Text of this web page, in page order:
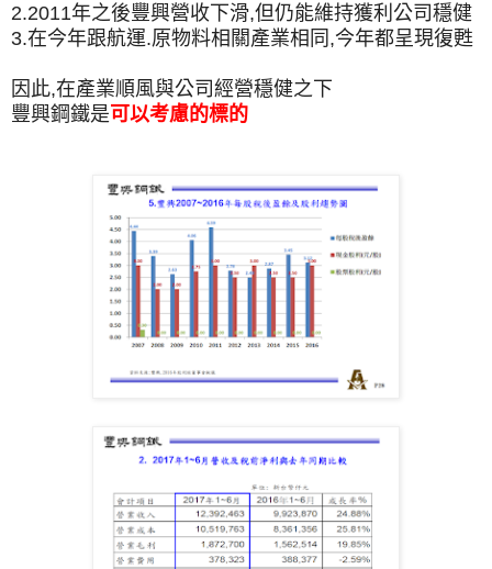
2.2011年之後豐興營收下滑,但仍能維持獲利公司穩健
3.在今年跟航運.原物料相關產業相同,今年都呈現復甦
因此,在產業順風與公司經營穩健之下
豐興鋼鐵是可以考慮的標的